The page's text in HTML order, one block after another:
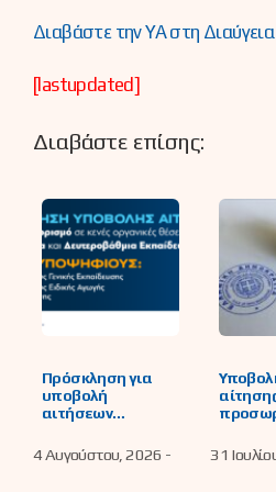
Διαβάστε την ΥΑ στη Διαύγεια
[lastupdated]
Διαβάστε επίσης:
Πρόσκληση για
υποβολή
αιτήσεων
εκπαιδευτικών για
μόνιμο διορισμό
4 Αυγούστου, 2026 -
κάλυψης
31